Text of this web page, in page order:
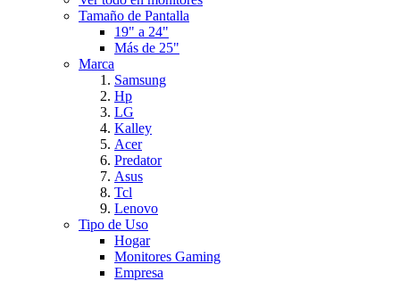
Tamaño de Pantalla
19" a 24"
Más de 25"
Marca
Samsung
Hp
LG
Kalley
Acer
Predator
Asus
Tcl
Lenovo
Tipo de Uso
Hogar
Monitores Gaming
Empresa